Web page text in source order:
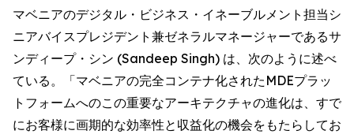
マベニアのデジタル・ビジネス・イネーブルメント担当シ
ニアバイスプレジデント兼ゼネラルマネージャーであるサ
ンディープ・シン (Sandeep Singh) は、次のように述べ
ている。「マベニアの完全コンテナ化されたMDEプラッ
トフォームへのこの重要なアーキテクチャの進化は、すで
にお客様に画期的な効率性と収益化の機会をもたらしてお